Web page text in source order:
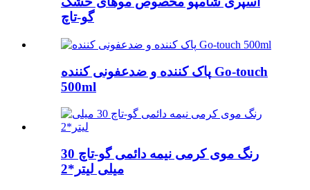
گو-تاچ
پاک کننده و ضدعفونی کننده Go-touch
500ml
رنگ موی کرمی نیمه دائمی گو-تاچ 30
میلی لیتر*2